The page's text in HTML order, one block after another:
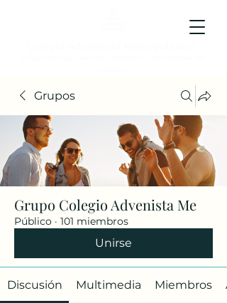
Grupos
Grupo Colegio Advenista Me
Público · 101 miembros
Unirse
Discusión Multimedia Miembros